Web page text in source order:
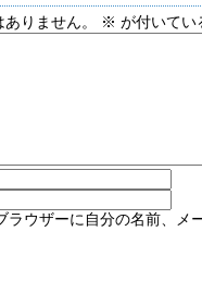
りません。 ※ が付いてい
ウザーに自分の名前、メ